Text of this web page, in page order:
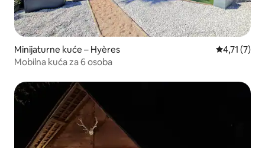
Minijaturne kuće – Hyères Prosječna
4,71 (7)
Mobilna kuća za 6 osoba